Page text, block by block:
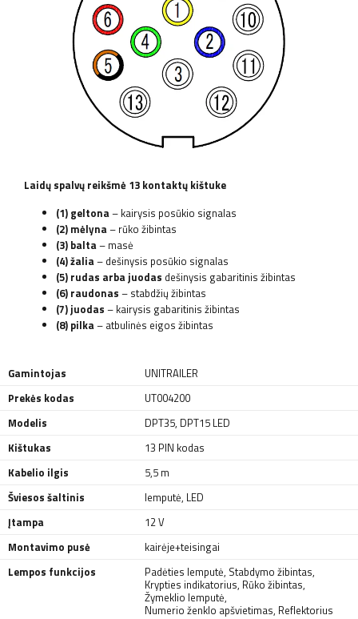
Laidų spalvų reikšmė 13 kontaktų kištuke
(1) geltona– kairysis posūkio signalas
(2) mėlyna– rūko žibintas
(3) balta– masė
(4) žalia– dešinysis posūkio signalas
(5) rudas arba juodas dešinysis gabaritinis žibintas
(6) raudonas – stabdžių žibintas
(7) juodas – kairysis gabaritinis žibintas
(8) pilka– atbulinės eigos žibintas
Gamintojas
UNITRAILER
Prekės kodas
UT004200
Modelis
DPT35, DPT15 LED
Kištukas
13 PIN kodas
Kabelio ilgis
5,5 m
Šviesos šaltinis
lemputė, LED
Įtampa
12 V
Montavimo pusė
kairėje+teisingai
Lempos funkcijos
Padėties lemputė, Stabdymo žibintas,
Krypties indikatorius, Rūko žibintas,
Žymeklio lemputė,
Numerio ženklo apšvietimas, Reflektorius